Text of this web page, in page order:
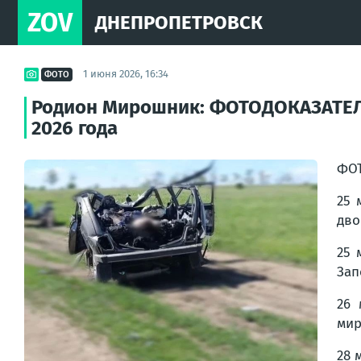
ZOV ДНЕПРОПЕТРОВСК
ФОТО 1 июня 2026, 16:34
Родион Мирошник:
2026 года
25
25
26
28